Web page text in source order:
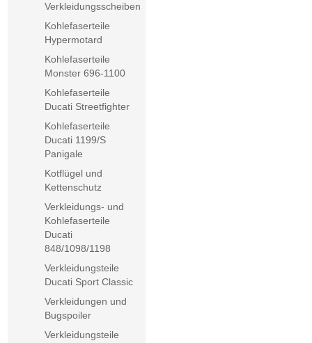
Verkleidungsscheiben
Kohlefaserteile
Hypermotard
Kohlefaserteile
Monster 696-1100
Kohlefaserteile
Ducati Streetfighter
Kohlefaserteile
Ducati 1199/S
Panigale
Kotflügel und
Kettenschutz
Verkleidungs- und
Kohlefaserteile
Ducati
848/1098/1198
Verkleidungsteile
Ducati Sport Classic
Verkleidungen und
Bugspoiler
Verkleidungsteile